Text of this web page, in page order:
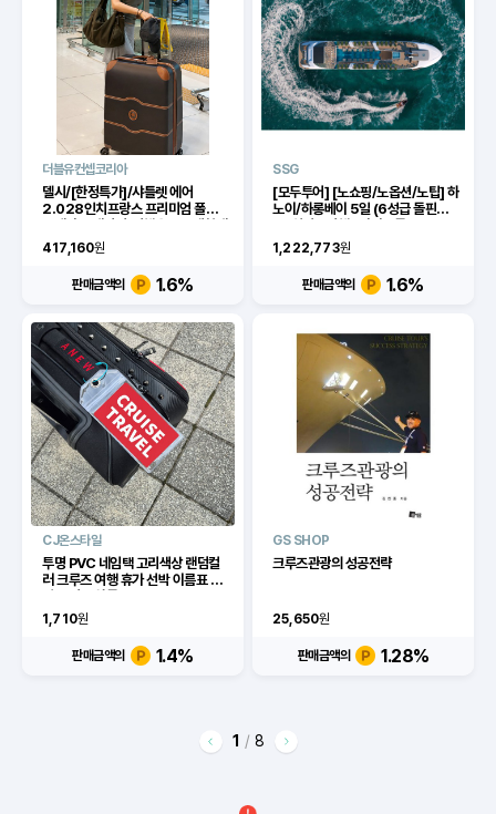
더블유컨셉코리아
델시/[한정특가]/샤틀렛 에어
2.028인치프랑스 프리미엄 폴리카
리어
417,160원
판매금액의 1.6%
SSG
[모두투어] [노쇼핑/노옵션/노팁] 하
노이/하롱베이 5일 (6성급 돌핀크루
1,222,773원
판매금액의 1.6%
CJ온스타일
투명 PVC 네임택 고리색상 랜덤컬
러 크루즈 여행 휴가 선박 이름표 식
1,710원
판매금액의 1.4%
GS SHOP
크루즈관광의 성공전략
25,650원
판매금액의 1.28%
1 / 8